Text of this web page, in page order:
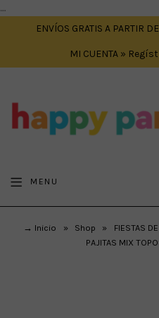
....
ENVÍOS GRATIS A PARTIR
MI CUENTA »
MENU
→ Inicio » Shop » FIESTAS
PAJITAS MIX